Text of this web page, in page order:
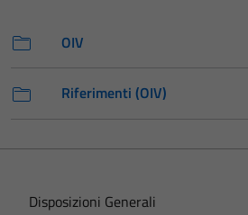
OIV
Riferimenti (OIV)
Disposizioni Generali